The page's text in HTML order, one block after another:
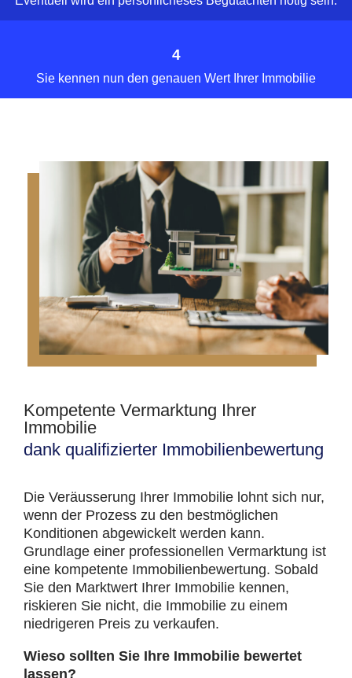
4
Sie kennen nun den genauen Wert Ihrer Immobilie
Kompetente Vermarktung Ihrer
Immobilie
dank qualifizierter Immobilienbewertung
Die Veräusserung Ihrer Immobilie lohnt sich nur,
wenn der Prozess zu den bestmöglichen
Konditionen abgewickelt werden kann.
Grundlage einer professionellen Vermarktung ist
eine kompetente Immobilienbewertung. Sobald
Sie den Marktwert Ihrer Immobilie kennen,
riskieren Sie nicht, die Immobilie zu einem
niedrigeren Preis zu verkaufen.
Wieso sollten Sie Ihre Immobilie bewertet
lassen?